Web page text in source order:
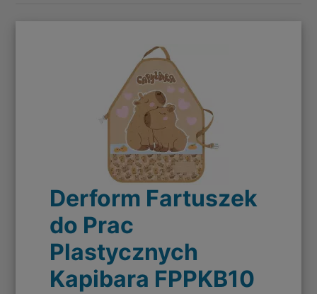
Derform Fartuszek
do Prac
Plastycznych
Kapibara FPPKB10